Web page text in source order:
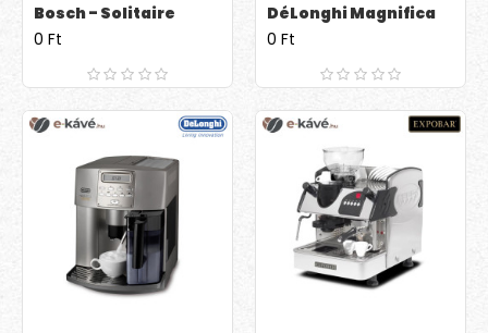
Bosch - Solitaire
0 Ft
DéLonghi Magnifica
0 Ft